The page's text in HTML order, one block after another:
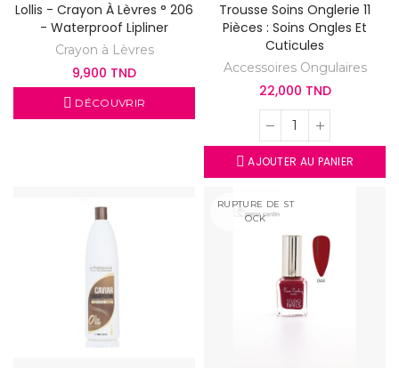
Lollis - Crayon À Lèvres ° 206
- Waterproof Lipliner
Crayon à Lèvres
9,900 TND
DÉCOUVRIR
Trousse Soins Onglerie 11
Pièces : Soins Ongles Et
Cuticules
Accessoires Ongulaires
22,000 TND
AJOUTER AU PANIER
RUPTURE DE ST
OCK